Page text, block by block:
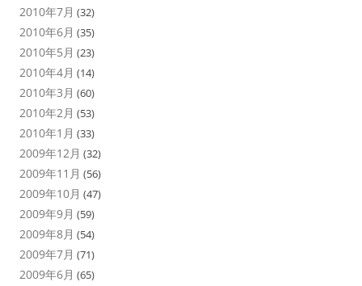
2010年7月 (32)
2010年6月 (35)
2010年5月 (23)
2010年4月 (14)
2010年3月 (60)
2010年2月 (53)
2010年1月 (33)
2009年12月 (32)
2009年11月 (56)
2009年10月 (47)
2009年9月 (59)
2009年8月 (54)
2009年7月 (71)
2009年6月 (65)